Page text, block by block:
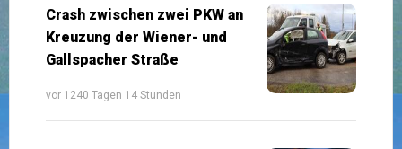
Crash zwischen zwei PKW an
Kreuzung der Wiener- und
Gallspacher Straße
vor 1240 Tagen 14 Stunden